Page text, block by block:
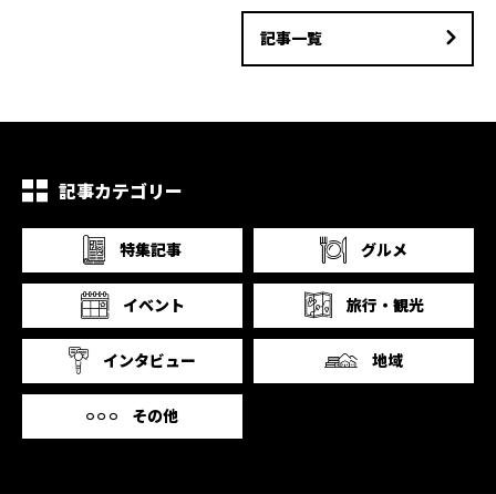
記事一覧
記事カテゴリー
特集記事 グルメ
イベント 旅行・観光
インタビュー 地域
その他